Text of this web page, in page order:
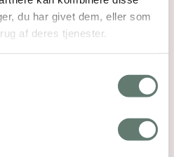
du har givet dem, eller som
af deres tjenester.